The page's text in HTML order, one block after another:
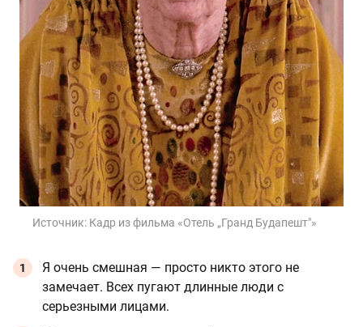
Источник: Кадр из фильма «Отель „Гранд Будапешт"»
Я очень смешная — просто никто этого не
замечает. Всех пугают длинные люди с
серьезными лицами.